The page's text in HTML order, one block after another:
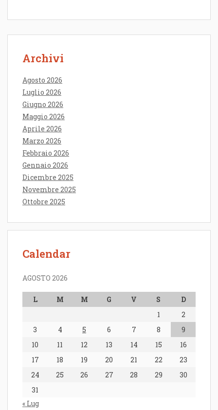
Archivi
Agosto 2026
Luglio 2026
Giugno 2026
Maggio 2026
Aprile 2026
Marzo 2026
Febbraio 2026
Gennaio 2026
Dicembre 2025
Novembre 2025
Ottobre 2025
Calendar
AGOSTO 2026
L M M G V S
D
1
2
3
4 5 6 7 8
9
10
11 12 13 14 15
16
17
18 19 20 21 22
23
24
25 26 27 28 29
30
31
« Lug